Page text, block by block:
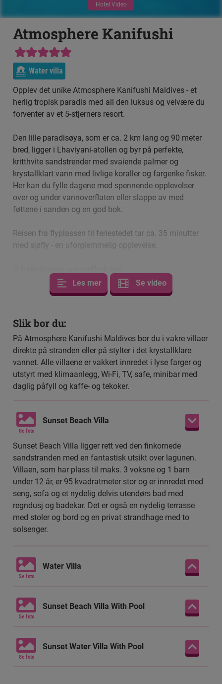
Atmosphere Kanifushi
Water villa
Opplev det unike Atmosphere Kanifushi Maldives - et
herlig tropisk paradis med all den luksus og velvære du
forventer av et 5-stjerners resort.
Den lille paradisøya, som er ca. 2 km lang og 90 meter
bred, ligger i Lhaviyani-atollen og byr på perfekte,
kritthvite sandstrender med svaiende palmer og
krystallklart vann med livlige koraller og fargerike fisker.
Her kan du fylle dagene med spennende opplevelser
over og under vannoverflaten eller slappe av med
føttene i sanden og en god bok.
Reisen fra flyplassen til feriestedet tar ca. 35 minutter
med sjøfly - en uforglemmelig opplevelse.
Atmosphere Kanifushi Maldives tilbyr et bredt utvalg av
aktiviteter til lands og til vanns. Du kan spille tennis eller
prøve deg på windsurfing, kanopadling eller SUP (stand
up paddle).
Feriestedet har også et stort, flott svømmebasseng som
ligger rett ved stranden med fantastisk utsikt over havet.
Det finnes også et separat, grunt basseng som er ideelt
for barn. I den andre enden av øya er det et flott
Hvis du virkelig vil skjemme deg bort, kan du ta turen til
inspirert av India, Bali, Hawaii og Thailand.
For familiens yngste medlemmer arrangerer
barneklubben daglige aktiviteter, og på kveldene er det
levende musikk og underholdning flere ganger i uken.
Snorkling og dykking
postkort, og det føles nesten som om tiden står stille når
solen skinner på den turkise lagunen.
Selv om Atmosphere Kanifushi Maldives ikke har et
eget husrev, er det likevel gode muligheter for snorkling i
undervannsliv som bare venter på å bli utforsket.
Snorkelutstyr kan lånes på hotellet.
Les mer Se video
Slik bor du:
På Atmosphere Kanifushi Maldives bor du i vakre villaer
direkte på stranden eller på stylter i det krystallklare
vannet. Alle villaene er vakkert innredet i lyse farger og
utstyrt med klimaanlegg, Wi-Fi, TV, safe, minibar med
daglig påfyll og kaffe- og tekoker.
Se foto
Sunset Beach Villa
Sunset Beach Villa ligger rett ved den finkornede
sandstranden med en fantastisk utsikt over lagunen.
Villaen, som har plass til maks. 3 voksne og 1 barn
under 12 år, er 95 kvadratmeter stor og er innredet med
seng, sofa og et nydelig delvis utendørs bad med
regndusj og badekar. Det er også en nydelig terrasse
med stoler og bord og en privat strandhage med to
solsenger.
Se foto
Water Villa
Se foto
Sunset Beach Villa With Pool
Se foto
Sunset Water Villa With Pool
Hotel Video